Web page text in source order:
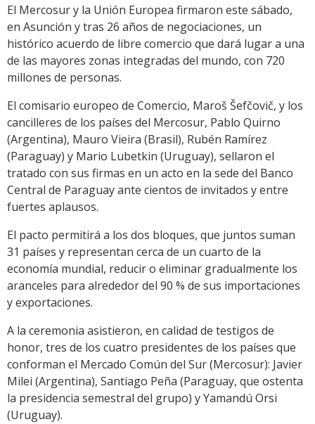
Link
El Mercosur y la Unión Europea firmaron este sábado,
en Asunción y tras 26 años de negociaciones, un
histórico acuerdo de libre comercio que dará lugar a una
de las mayores zonas integradas del mundo, con 720
millones de personas.
El comisario europeo de Comercio, Maroš Šefčovič, y los
cancilleres de los países del Mercosur, Pablo Quirno
(Argentina), Mauro Vieira (Brasil), Rubén Ramírez
(Paraguay) y Mario Lubetkin (Uruguay), sellaron el
tratado con sus firmas en un acto en la sede del Banco
Central de Paraguay ante cientos de invitados y entre
fuertes aplausos.
El pacto permitirá a los dos bloques, que juntos suman
31 países y representan cerca de un cuarto de la
economía mundial, reducir o eliminar gradualmente los
aranceles para alrededor del 90 % de sus importaciones
y exportaciones.
A la ceremonia asistieron, en calidad de testigos de
honor, tres de los cuatro presidentes de los países que
conforman el Mercado Común del Sur (Mercosur): Javier
Milei (Argentina), Santiago Peña (Paraguay, que ostenta
la presidencia semestral del grupo) y Yamandú Orsi
(Uruguay).